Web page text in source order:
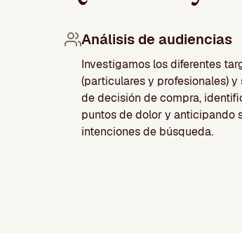
Análisis de audiencias
Investigamos los diferentes
(particulares y profesionales) y
de decisión de compra,
puntos de dolor y anticipando
intenciones de búsqueda.